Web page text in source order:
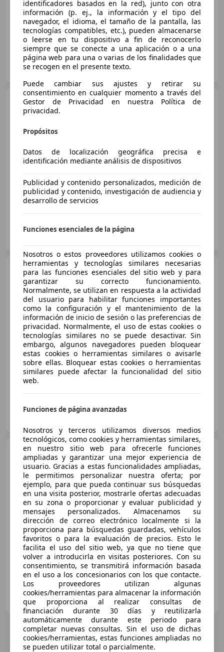
AUTOHERO BARCELONA
ES-08903 SANT ADRIÀ DE BESÒS
Audi Q230 TDI Black line S
€ 19.990
Sin comparación
03/2019 111.052 km Diésel 85 kW (116 CV)
FLEXICAR SAGUNTO
Audi Q21.6TDI Sport edition
85kW
€ 17.990
Sin comparación
03/2018 119.823 km Diésel
85 kW (116 CV)
FLEXICAR PUERTO DE SANTA MARÍA
Audi Q2TODOTERRENO 2.0
35 TDI S TRONIC ADRENALIN 150
5P
€ 31.990
Buenprecio
05/2024 26.629 km Diésel
110 kW (150 CV)
Vehículo revisado, reacondicionado y con garantía.
AUDI HUERTAS MOTOR CARTAGENA
ES-30313 CARTAGENA
identificadores basados en la red), junto con otra
información (p. ej., la información y el tipo del
navegador, el idioma, el tamaño de la pantalla, las
tecnologías compatibles, etc.), pueden almacenarse
o leerse en tu dispositivo a fin de reconocerlo
siempre que se conecte a una aplicación o a una
página web para una o varias de los finalidades que
se recogen en el presente texto.
Puede cambiar sus ajustes y retirar su
consentimiento en cualquier momento a través del
Gestor de Privacidad en nuestra Política de
privacidad.
Propósitos
Datos de localización geográfica precisa e
identificación mediante análisis de dispositivos
Publicidad y contenido personalizados, medición de
publicidad y contenido, investigación de audiencia y
desarrollo de servicios
Funciones esenciales de la página
Nosotros o estos proveedores utilizamos cookies o
herramientas y tecnologías similares necesarias
para las funciones esenciales del sitio web y para
garantizar su correcto funcionamiento.
Normalmente, se utilizan en respuesta a la actividad
del usuario para habilitar funciones importantes
como la configuración y el mantenimiento de la
información de inicio de sesión o las preferencias de
privacidad. Normalmente, el uso de estas cookies o
tecnologías similares no se puede desactivar. Sin
embargo, algunos navegadores pueden bloquear
estas cookies o herramientas similares o avisarle
sobre ellas. Bloquear estas cookies o herramientas
similares puede afectar la funcionalidad del sitio
web.
Funciones de página avanzadas
Nosotros y terceros utilizamos diversos medios
tecnológicos, como cookies y herramientas similares,
en nuestro sitio web para ofrecerle funciones
ampliadas y garantizar una mejor experiencia de
usuario. Gracias a estas funcionalidades ampliadas,
le permitimos personalizar nuestra oferta; por
ejemplo, para que pueda continuar sus búsquedas
en una visita posterior, mostrarle ofertas adecuadas
en su zona o proporcionar y evaluar publicidad y
mensajes personalizados. Almacenamos su
dirección de correo electrónico localmente si la
proporciona para búsquedas guardadas, vehículos
favoritos o para la evaluación de precios. Esto le
facilita el uso del sitio web, ya que no tiene que
volver a introducirla en visitas posteriores. Con su
consentimiento, se transmitirá información basada
en el uso a los concesionarios con los que contacte.
Los proveedores utilizan algunas
cookies/herramientas para almacenar la información
que proporciona al realizar consultas de
financiación durante 30 días y reutilizarla
automáticamente durante este periodo para
completar nuevas consultas. Sin el uso de dichas
cookies/herramientas, estas funciones ampliadas no
se pueden utilizar total o parcialmente.